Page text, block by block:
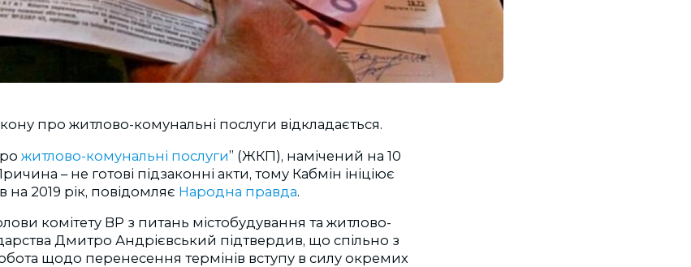
про житлово-комунальні послуги відкладається.
житлово-комунальні послуги” (ЖКП), намічений на 10
– не готові підзаконні акти, тому Кабмін ініціює
на 2019 рік, повідомляє Народна правда.
комітету ВР з питань містобудування та житлово-
Дмитро Андрієвський підтвердив, що спільно з
щодо перенесення термінів вступу в силу окремих